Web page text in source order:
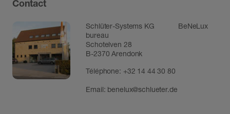
Contact
Schlüter-Systems KG BeNeLux
bureau
Schotelven 28
B-2370 Arendonk
Téléphone: +32 14 44 30 80
Email: benelux@schlueter.de